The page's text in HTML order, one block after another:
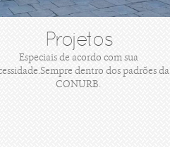
Projetos
Especiais de acordo com sua
dentro dos padrões da
CONURB.